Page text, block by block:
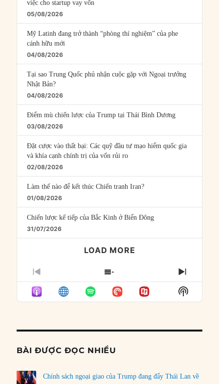
việc cho startup vay vốn
05/08/2026
Mỹ Latinh đang trở thành “phòng thí nghiệm” của phe
cánh hữu mới
04/08/2026
Tại sao Trung Quốc phủ nhận cuộc gặp với Ngoại trưởng
Nhật Bản?
04/08/2026
Điểm mù chiến lược của Trump tại Thái Bình Dương
03/08/2026
Đặt cược vào thất bại: Các quỹ đầu tư mạo hiểm quốc gia
và khía cạnh chính trị của vốn rủi ro
02/08/2026
Làm thế nào để kết thúc Chiến tranh Iran?
01/08/2026
Chiến lược kế tiếp của Bắc Kinh ở Biển Đông
31/07/2026
LOAD MORE
PREVIOUS
EPISODE
SHOW
EPISODES
LIST
NEXT
Show
Podcast
BÀI ĐƯỢC ĐỌC NHIỀU
Chính sách ngoại giao của Trump đang đẩy Thái Lan về